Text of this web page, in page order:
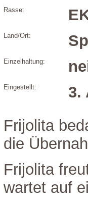
Rasse:
Land/Ort:
Einzelhaltung:
Eingestellt:
3.
Frijolita
die
Frijolita
wartet auf